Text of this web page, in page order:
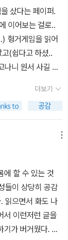
직 교수가 그것조
도 손택의 대표
정확히 무엇인지
탈리즘'도 저자
의 맥락보다는 오
'꿈보다 해몽이
시각과언어, 199
프'론과 함께 수록
the Discour
Moe Meye
pp. 1-22)를 참
본래 동성애자 진
맥락에서 벗어나
의 비판도 만만찮
성애자 진영의 구
인 이 알라딘 서
해지지 않을 수
점 등에서 일부 신
는 안 될 책들을
작 중 묻혀서는
을 기준/골라주신
21세
학빠로서 이 책은
예전에 이 책 읽
지 않고 죽는다면
있다. 아직도 이
면에서 탁월하
>가 널리 알려서
어쩐지 나만 아는
해 읽고 싶은 책
아직도 기억에
.이번 책도 부디
명 봤습니다그러
해여...
샀다는 페이퍼.
이어보는 걸로..
(쉽다고 하셨..
나니 원서 사길 잘
, 갖고 싶다. ㅋㅋ
딘에서 저 구버
정 부분은 몰타에
었는데 이 책은
트립풀 하노이>
립풀 시리즈 다 갖
보면 기분이 넘나
곳을 확인하는 것
군! 하면서 앞으
계속 가줄거야.<
! 하게 만든 책인
더보기
에 할 수 있는 것
들이 상당히 공감
읽으면서 화도 나
서 이런저런 글을
기가 버거웠다. 언